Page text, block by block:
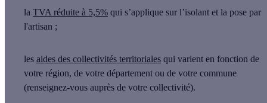
la TVA réduite à 5,5% qui s’applique sur l’isolant et la pose par
l'artisan ;
les aides des collectivités territoriales qui varient en fonction de
votre région, de votre département ou de votre commune
(renseignez-vous auprès de votre collectivité).